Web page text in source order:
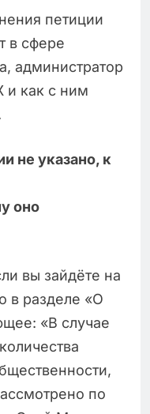
петиции
в сфере
администратор
и как с ним
не указано, к
оно
вы зайдёте на
в разделе «О
«В случае
по